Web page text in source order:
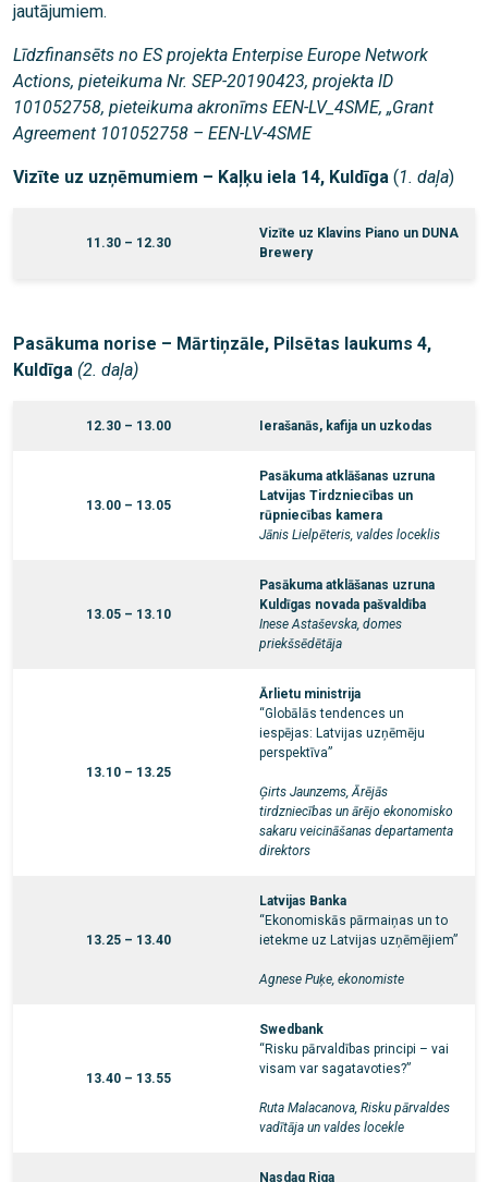
jautājumiem.
Līdzfinansēts no ES projekta Enterpise Europe Network
Actions, pieteikuma Nr. SEP-20190423, projekta ID
101052758, pieteikuma akronīms EEN-LV_4SME, „Grant
Agreement 101052758 – EEN-LV-4SME
Vizīte uz uzņēmumiem – Kaļķu iela 14, Kuldīga (1. daļa)
11.30 – 12.30
Vizīte uz Klavins Piano un DUNA
Brewery
Pasākuma norise – Mārtiņzāle, Pilsētas laukums 4,
Kuldīga (2. daļa)
12.30 – 13.00 Ierašanās, kafija un uzkodas
13.00 – 13.05
Pasākuma atklāšanas uzruna
Latvijas Tirdzniecības un
rūpniecības kamera
Jānis Lielpēteris, valdes loceklis
13.05 – 13.10
Pasākuma atklāšanas uzruna
Kuldīgas novada pašvaldība
Inese Astaševska, domes
priekšsēdētāja
13.10 – 13.25
Ārlietu ministrija
“Globālās tendences un
iespējas: Latvijas uzņēmēju
perspektīva”
Ģirts Jaunzems, Ārējās
tirdzniecības un ārējo ekonomisko
sakaru veicināšanas departamenta
direktors
13.25 – 13.40
Latvijas Banka
“Ekonomiskās pārmaiņas un to
ietekme uz Latvijas uzņēmējiem”
Agnese Puķe, ekonomiste
13.40 – 13.55
Swedbank
“Risku pārvaldības principi – vai
visam var sagatavoties?”
Ruta Malacanova, Risku pārvaldes
vadītāja un valdes locekle
Nasdaq Riga